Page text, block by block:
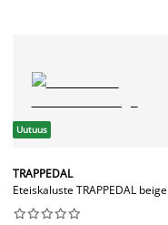
Uutuus
TRAPPEDAL
Eteiskaluste TRAPPEDAL beige





